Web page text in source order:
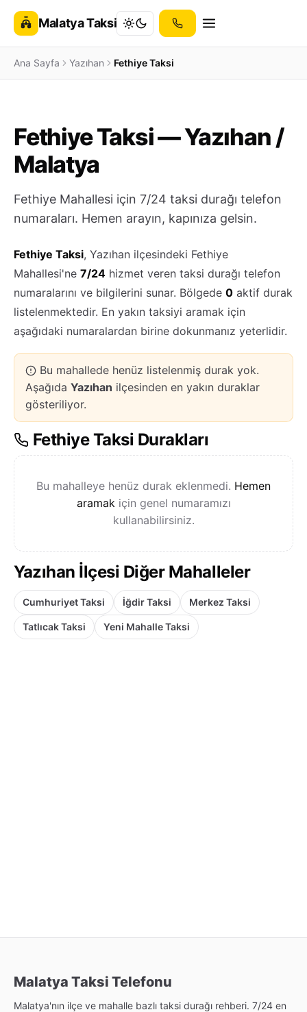
Malatya Taksi
Ana Sayfa Yazıhan Fethiye Taksi
Fethiye Taksi — Yazıhan /
Malatya
Fethiye Mahallesi için 7/24 taksi durağı telefon
numaraları. Hemen arayın, kapınıza gelsin.
Fethiye Taksi, Yazıhan ilçesindeki Fethiye
Mahallesi'ne 7/24 hizmet veren taksi durağı telefon
numaralarını ve bilgilerini sunar. Bölgede 0 aktif durak
listelenmektedir. En yakın taksiyi aramak için
aşağıdaki numaralardan birine dokunmanız yeterlidir.
Bu mahallede henüz listelenmiş durak yok.
Aşağıda Yazıhan ilçesinden en yakın duraklar
gösteriliyor.
Fethiye Taksi Durakları
Bu mahalleye henüz durak eklenmedi. Hemen
aramak için genel numaramızı
kullanabilirsiniz.
Yazıhan İlçesi Diğer Mahalleler
Cumhuriyet Taksi İğdir Taksi Merkez Taksi
Tatlıcak Taksi Yeni Mahalle Taksi
Malatya Taksi Telefonu
Malatya'nın ilçe ve mahalle bazlı taksi durağı rehberi. 7/24 en